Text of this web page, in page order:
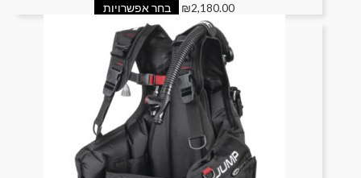
₪2,180.00 בחר אפשרויות